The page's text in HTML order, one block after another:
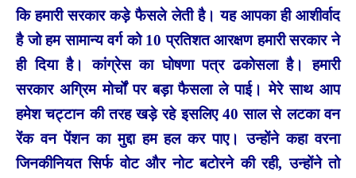
कि हमारी सरकार कड़े फैसले लेती है। यह आपका ही आशीर्वाद
है जो हम सामान्य वर्ग को 10 प्रतिशत आरक्षण हमारी सरकार ने
ही दिया है। कांग्रेस का घोषणा पत्र ढकोसला है। हमारी
सरकार अग्रिम मोर्चों पर बड़ा फैसला ले पाई। मेरे साथ आप
हमेश चट्टान की तरह खड़े रहे इसलिए 40 साल से लटका वन
रेंक वन पेंशन का मुद्दा हम हल कर पाए। उन्होंने कहा वरना
जिनकीनियत सिर्फ वोट और नोट बटोरने की रही, उन्होंने तो